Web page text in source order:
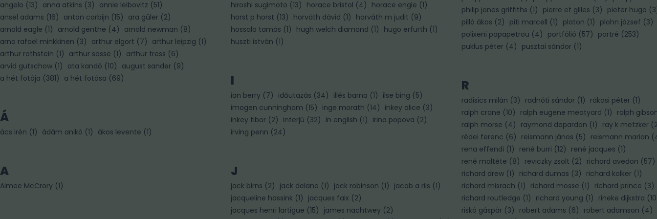
angelo (13) anna atkins (3) annie leibovitz (51)
ansel adams (16) anton corbijn (15) ara güler (2)
arnold eagle (1) arnold genthe (4) arnold newman (8)
arno rafael minkkinen (3) arthur elgort (7) arthur leipzig (1)
arthur rothstein (1) arthur sasse (1) arthur tress (6)
arvid gutschow (1) ata kandó (10) august sander (9)
a hét fotója (381) a hét fotósa (69)
Á
ács irén (1) ádám anikó (1) ákos levente (1)
A
Aimee McCrory (1)
hiroshi sugimoto (13) horace bristol (4) horace engle (1)
horst p horst (13) horváth dávid (1) horváth m judit (9)
hossala tamás (1) hugh welch diamond (1) hugo erfurth (1)
huszti istván (1)
I
ian berry (7) időutazás (34) illés barna (1) ilse bing (5)
imogen cunningham (15) inge morath (14) inkey alice (3)
inkey tibor (2) interjú (32) in english (1) irina popova (2)
irving penn (24)
J
jack birns (2) jack delano (1) jack robinson (1) jacob a riis (1)
jacqueline hassink (1) jacques faix (2)
jacques henri lartigue (15) james nachtwey (2)
philip jones griffiths (1) pierre et gilles (3) pieter hugo (3
pilló ákos (2) piti marcell (1) platon (1) plohn józsef (3)
polixeni papapetrou (4) portfólió (57) portré (253)
puklus péter (4) pusztai sándor (1)
R
radisics milán (3) radnóti sándor (1) rákosi péter (1)
ralph crane (10) ralph eugene meatyard (1) ralph
ralph morse (4) raymond depardon (1) ray k metzker (
rédei ferenc (6) reismann jános (5) reismann marian (
rena effendi (1) rené burri (12) rené jacques (1)
rené maltéte (8) reviczky zsolt (2) richard avedon (57)
richard drew (1) richard dumas (3) richard kolker (1)
richard misrach (1) richard mosse (1) richard prince (3)
richard routledge (1) richard young (1) rineke dijkstra (10
riskó gáspár (3) robert adams (6) robert adamson (4)